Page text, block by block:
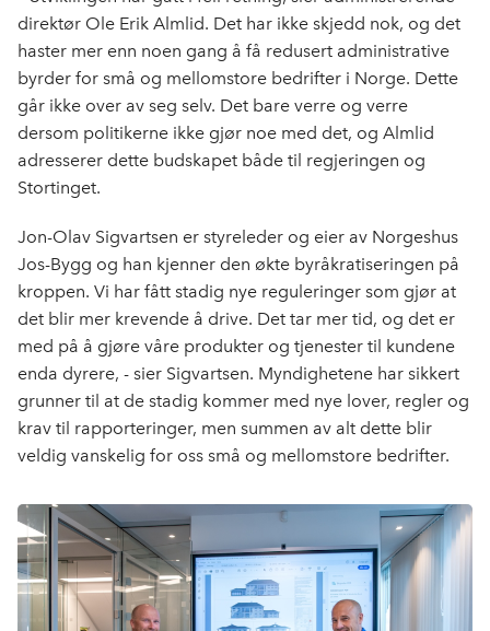
direktør Ole Erik Almlid. Det har ikke skjedd nok, og det
haster mer enn noen gang å få redusert administrative
byrder for små og mellomstore bedrifter i Norge. Dette
går ikke over av seg selv. Det bare verre og verre
dersom politikerne ikke gjør noe med det, og Almlid
adresserer dette budskapet både til regjeringen og
Stortinget.
Jon-Olav Sigvartsen er styreleder og eier av Norgeshus
Jos-Bygg og han kjenner den økte byråkratiseringen på
kroppen. Vi har fått stadig nye reguleringer som gjør at
det blir mer krevende å drive. Det tar mer tid, og det er
med på å gjøre våre produkter og tjenester til kundene
enda dyrere, - sier Sigvartsen. Myndighetene har sikkert
grunner til at de stadig kommer med nye lover, regler og
krav til rapporteringer, men summen av alt dette blir
veldig vanskelig for oss små og mellomstore bedrifter.